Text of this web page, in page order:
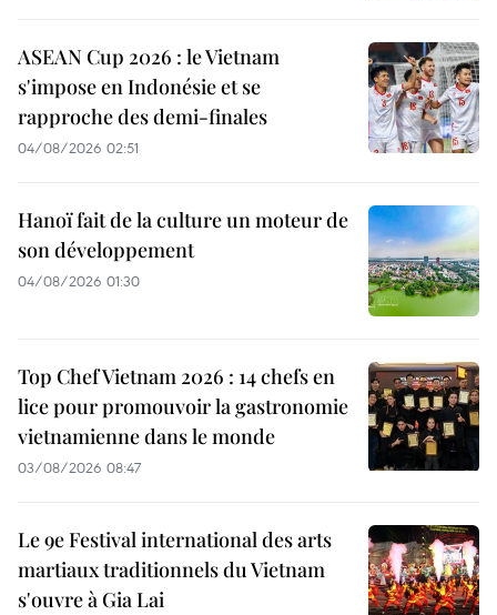
ASEAN Cup 2026 : le Vietnam
s'impose en Indonésie et se
rapproche des demi-finales
04/08/2026 02:51
Hanoï fait de la culture un moteur de
son développement
04/08/2026 01:30
Top Chef Vietnam 2026 : 14 chefs en
lice pour promouvoir la gastronomie
vietnamienne dans le monde
03/08/2026 08:47
Le 9e Festival international des arts
martiaux traditionnels du Vietnam
s'ouvre à Gia Lai